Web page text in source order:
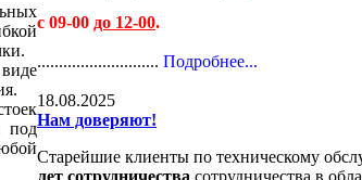
под
с 09-00 до 12-00.
............................ Подробнее...
18.08.2025
Нам доверяют!
Старейшие клиенты по техническому
лет сотрудничества сотрудничества в